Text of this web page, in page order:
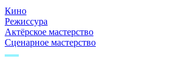
Кино
Режиссура
Актёрское мастерство
Сценарное мастерство